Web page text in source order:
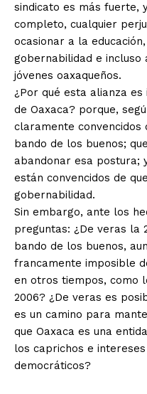
sindicato es más
completo, cualquier
ocasionar a la
gobernabilidad e
jóvenes oaxaqueños.
¿Por qué esta alianza
de Oaxaca? porque,
claramente convencidos
bando de los buenos;
abandonar esa postura;
están convencidos de
gobernabilidad.
Sin embargo, ante los
preguntas: ¿De veras la
bando de los buenos,
francamente imposible
en otros tiempos, como
2006? ¿De veras es
es un camino para
que Oaxaca es una
los caprichos e
democráticos?